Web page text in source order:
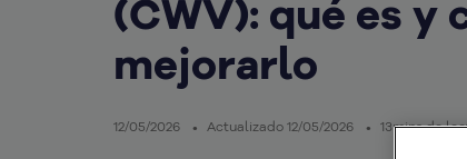
(CWV): qué es y
mejorarlo
12/05/2026 Actualizado 12/05/2026 13mins de